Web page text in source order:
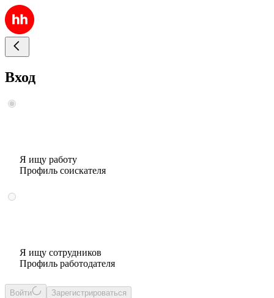
Вход
Я ищу работу
Профиль соискателя
Я ищу сотрудников
Профиль работодателя
Войти Зарегистрироваться